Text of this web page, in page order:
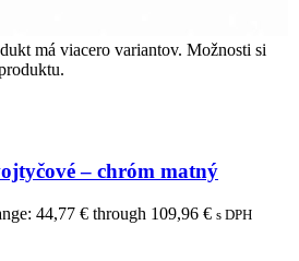
má viacero variantov. Možnosti si
– chróm matný
44,77 € through 109,96 € s DPH